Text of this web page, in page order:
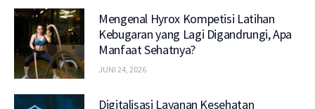
Mengenal Hyrox Kompetisi Latihan
Kebugaran yang Lagi Digandrungi, Apa
Manfaat Sehatnya?
JUNI 24, 2026
Digitalisasi Layanan Kesehatan